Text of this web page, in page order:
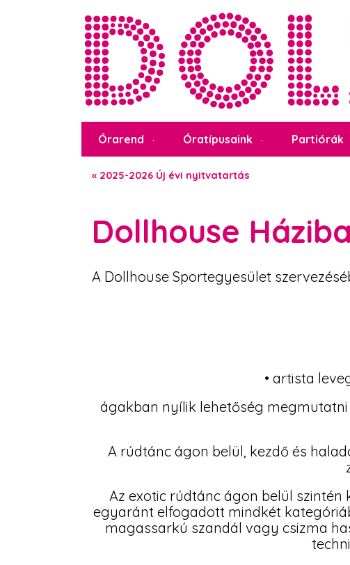
Órarend Óratípusaink Partiórák
« 2025-2026 Új évi nyitvatartás
Dollhouse
A Dollhouse Sportegyesület
• artista
ágakban nyílik lehetőség
A rúdtánc ágon belül, kezdő és
Az exotic rúdtánc ágon belül
egyaránt elfogadott mindkét
magassarkú szandál vagy csizma